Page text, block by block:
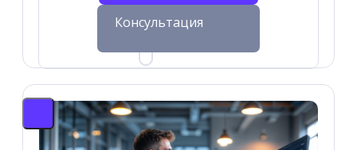
Консультация
19.09.2025
НОВОСТЬ